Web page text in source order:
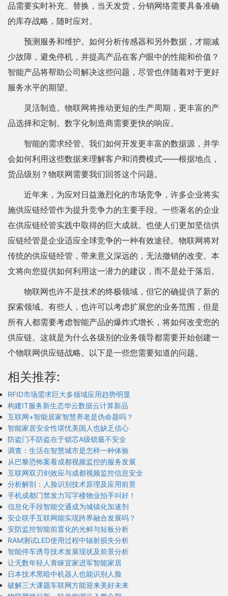
品需要实时补充、替换，当天发货，分销网络需要具备准确
的库存战略，随时应对。
预测服务和维护。如何分析传感器和另外数据，才能减
少故障，避免停机，并提高产品在客户眼中的性能和价值？
智能产品将帮助公司解决这些问题，尽管也伴随着对于更好
服务水平的期望。
灵活制造。物联网将推动更短的生产周期，更丰富的产
品选择和定制。数字化制造商需要更快的响应。
智能的需求经管。我们如何开发更丰富的数据源，并学
会如何利用这些数据来理解客户和消费模式——根据地点，
货品级别？物联网需要我们回答这个问题。
近年来，为应对日益激烈化的市场竞争，许多企业将实
施供应链经管作为提升竞争力的主要手段。一些著名的企业
在供应链经管实践中取得的巨大成就。也使人们更加坚信供
应链经管是企业适应全球竞争的一种有效途径。物联网将对
传统的供应链经管，带来意义深远的，无法撤销的改变。本
文将向您提供如何利用这一潜力的建议，而不是处于落后。
物联网也许不是技术的终极领域，但它的确提供了新的
探索领域。有些人，也许可以考虑扩展您的业务范围，但是
所有人都需要考虑智能产品的爆炸式增长，将如何改变您的
供应链。这就是为什么各级别的业务领导都需要开始创建一
个物联网供应链战略。以下是一些您需要知道的问题。
相关推荐:
RFID市场需求巨大多领域应用趋势明显
构建IT服务新生态华云数据云计算新品
互联网+智能居家智慧养老是伪命题吗？
智能家居安全性堪忧美国人也缺乏信心
防盗门不防盗在于锁芯A级锁最不安全
调查：生活在智慧城市是怎样一种体验
从巴黎恐怖案看成都视频监控的服务发展
互联网双刃剑效应与成都视频监控信息安全
分析解剖：人脸识别技术原理及应用前景
手机成都门禁发力写字楼物业拍手叫好！
信息化手段智能交通成为城镇化加速剂
安企联手互联网能实现跨界融合发展吗？
安防监控智能前置化的光鲜与短板分析
RAM测试LED使用过程中辐射损失分析
智能停车诱导技术发展现状及前景分析
让无数年轻人青睐宜家进军智能家居
日本技术黑暗中机器人也能识别人脸
破解三大课题车联网方能迎来美好未来